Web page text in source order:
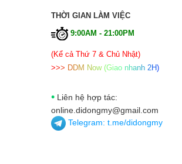
THỜI GIAN LÀM VIỆC
9:00AM - 21:00PM
(Kể cả Thứ 7 & Chủ Nhật)
>>> DDM Now (Giao nhanh 2H)
• Liên hệ hợp tác:
online.didongmy@gmail.com
Telegram: t.me/didongmy